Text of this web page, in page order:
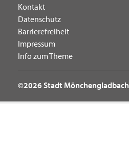
Kontakt
Datenschutz
Barrierefreiheit
Impressum
Info zum Theme
©2026 Stadt Mönchengladbach